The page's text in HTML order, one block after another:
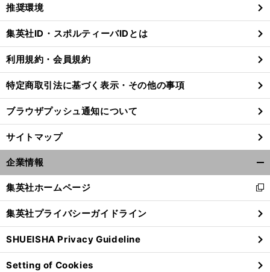
閉
る
推奨環境
集英社ID・スポルティーバIDとは
利用規約・会員規約
特定商取引法に基づく表示・その他の事項
ブラウザプッシュ通知について
サイトマップ
企業情報
閉
る
集英社ホームページ
新
し
い
ウ
ィ
ン
ド
集英社プライバシーガイドライン
SHUEISHA Privacy Guideline
Setting of Cookies